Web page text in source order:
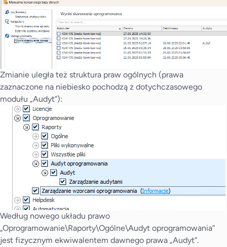
Zmianie uległa też struktura praw ogólnych (prawa
zaznaczone na niebiesko pochodzą z dotychczasowego
modułu „Audyt”):
Według nowego układu prawo
„Oprogramowanie\Raporty\Ogólne\Audyt oprogramowania”
jest fizycznym ekwiwalentem dawnego prawa „Audyt”.